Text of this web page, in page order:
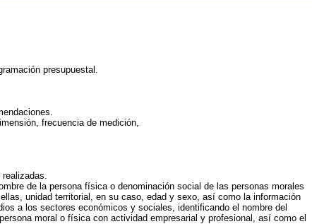
presupuestal.
frecuencia de medición,
de la persona física o denominación social de las personas morales
unidad territorial, en su caso, edad y sexo, así como la información
a los sectores económicos y sociales, identificando el nombre del
moral o física con actividad empresarial y profesional, así como el